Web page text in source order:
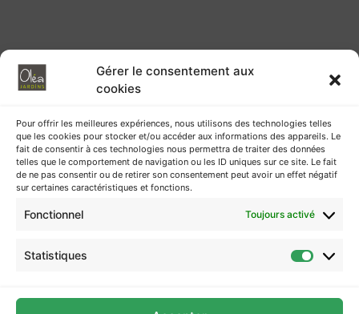
Gérer le consentement aux
cookies
Pour offrir les meilleures expériences, nous utilisons des technologies telles
que les cookies pour stocker et/ou accéder aux informations des appareils. Le
fait de consentir à ces technologies nous permettra de traiter des données
telles que le comportement de navigation ou les ID uniques sur ce site. Le fait
de ne pas consentir ou de retirer son consentement peut avoir un effet négatif
sur certaines caractéristiques et fonctions.
Fonctionnel Toujours activé
Statistiques